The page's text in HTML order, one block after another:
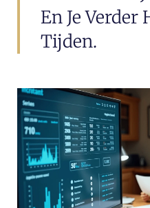
En Je Verder
Tijden.